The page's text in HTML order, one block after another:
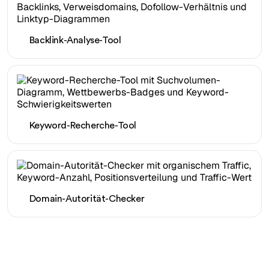
Backlink-Analyse-Tool
Keyword-Recherche-Tool
Domain-Autorität-Checker